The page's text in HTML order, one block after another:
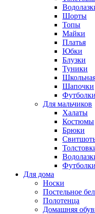
Шорты
Топы
Майки
Платья
Юбки
Блузки
Туники
Шапочки
Футболки
Для мальчиков
Халаты
Костюмы
Брюки
Футболки
Для дома
Носки
Постельное
Полотенца
Домашняя